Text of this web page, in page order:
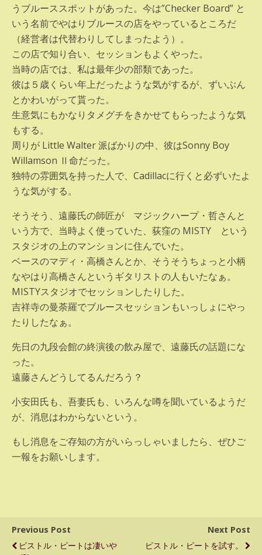
うブルーススポットがあった。今は”Checker Board” と
いう名前でやはりブルースの店をやっているところだ
（経営者は代替わりしてしまったよう）。
この店で知り合い、セッションもよくやった。
当時の店では、私は最年少の部類であった。
彼は５歳くらい年上だったような気がするが、ずいぶん
とかわいがって貰った。
生意気にもかなりタメグチをきかせてもらったような気
もする。
周りが Little Walter 派ばかりの中、彼はSonny Boy
Willamson Ⅱ命だった。
独特の雰囲気を持った人で、Cadillacに行くと必ずいたよ
うな気がする。
そうそう、遠藤氏の師匠が マジックハープ・哲さんと
いう方で、当時よく使っていた、荻窪の MISTY という
スタジオの上のマンションに住んでいた。
ベースのマディ・高橋さんとか、そうそうちょっと小柄
なやはり高橋さんというギタリストの人もいたなぁ。
MISTYスタジオでセッションしたりした。
吉祥寺の曼荼羅でブルースセッションもいっしょにやっ
たりしたなぁ。
先日の九段会館の終演後の飲み屋で、遠藤氏の話題にな
った。
遠藤さんどうしてるんだろう？
小安田氏も、吾妻氏も、いろんな噂を聞いているようだ
が、消息はわからないという。
もし消息をご存知の方がいらっしゃいましたら、ぜひご
一報をお願いします。
Previous Post
ピストル・ピートは凄いや
Next Post
ピストル・ピートを試す。